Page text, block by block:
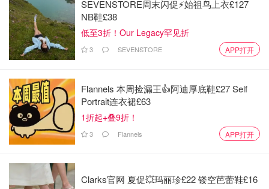
将所有的配料放入洗净的鸡爪🀄️
SEVENSTORE周末闪促⚡️始祖鸟上衣£127
NB鞋£38
低至3折！Our Legacy罕见折
3 SEVENSTORE APP打开
Flannels 本周捡漏王👍阿迪厚底鞋£27 Self
Portrait连衣裙£63
1折起+叠9折！
3 Flannels APP打开
Clarks官网 夏促💥玛丽珍£22 镂空芭蕾鞋£16